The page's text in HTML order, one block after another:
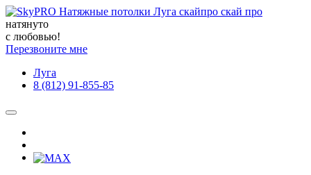
натянуто
с любовью!
Перезвоните мне
Луга
8 (812) 91-855-85